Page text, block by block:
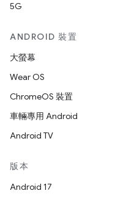
5G
ANDROID 裝置
大螢幕
Wear OS
ChromeOS 裝置
車輛專用 Android
Android TV
版本
Android 17